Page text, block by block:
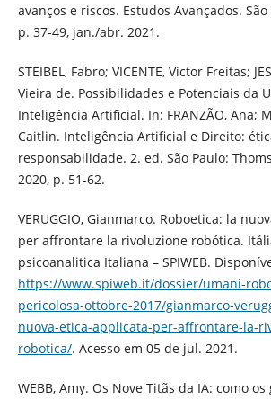
avanços e riscos. Estudos Avançados.
p. 37-49, jan./abr. 2021.
STEIBEL, Fabro; VICENTE, Victor Freitas;
Vieira de. Possibilidades e Potenciais da
Inteligência Artificial. In: FRANZÃO, Ana;
Caitlin. Inteligência Artificial e Direito:
responsabilidade. 2. ed. São Paulo:
2020, p. 51-62.
VERUGGIO, Gianmarco. Roboetica: la
per affrontare la rivoluzione robótica.
psicoanalitica Italiana – SPIWEB.
https://www.spiweb.it/dossier/umani-
pericolosa-ottobre-2017/gianmarco-
nuova-etica-applicata-per-affrontare-la-
robotica/. Acesso em 05 de jul. 2021.
WEBB, Amy. Os Nove Titãs da IA: como